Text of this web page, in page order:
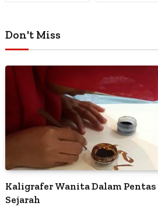
Don't Miss
Kaligrafer Wanita Dalam Pentas
Sejarah